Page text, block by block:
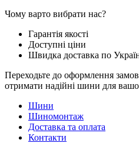
Чому варто вибрати нас?
Гарантія якості
Доступні ціни
Швидка доставка по
Переходьте до оформлення
отримати надійні шини для
Шини
Шиномонтаж
Доставка та оплата
Контакти